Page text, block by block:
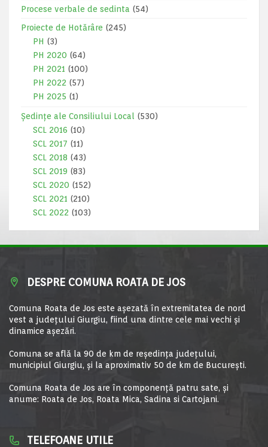
Procese verbale de sedinta (54)
Proiecte de Hotărâre (245)
PH (3)
PH 2020 (64)
PH 2021 (100)
PH 2022 (57)
PH 2025 (1)
Ședințe ale Consiliului Local
(530)
SCL 2016 (10)
SCL 2017 (11)
SCL 2018 (43)
SCL 2019 (83)
SCL 2020 (152)
SCL 2021 (210)
SCL 2022 (103)
DESPRE COMUNA ROATA DE JOS
Comuna Roata de Jos este aşezată în extremitatea de nord
vest a judeţului Giurgiu, fiind una dintre cele mai vechi şi
dinamice aşezări.
Comuna se află la 90 de km de reşedinţa judeţului,
municipiul Giurgiu, şi la aproximativ 50 de km de Bucureşti.
Comuna Roata de Jos are în componență patru sate, și
anume: Roata de Jos, Roata Mica, Sadina si Cartojani.
TELEFOANE UTILE